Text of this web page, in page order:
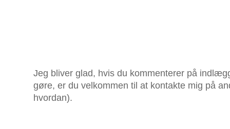
Jeg bliver glad, hvis du kommenterer på
gøre, er du velkommen til at kontakte mig på
hvordan).